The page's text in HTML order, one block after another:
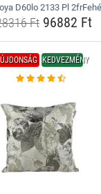
D60lo 2133 Pl
Ft96882 Ft
ÚJDONSÁG KEDVEZMÉNY